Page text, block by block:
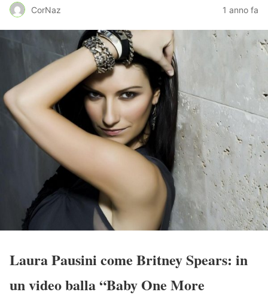
CorNaz 1 anno fa
Laura Pausini come Britney Spears: in
un video balla “Baby One More